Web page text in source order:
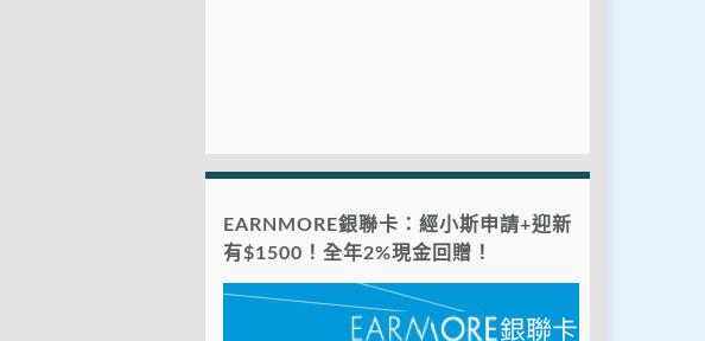
EARNMORE銀聯卡：經小斯申請+迎新
有$1500！全年2%現金回贈！